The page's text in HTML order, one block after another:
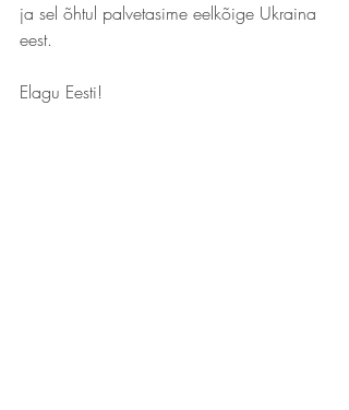
ja sel õhtul palvetasime eelkõige Ukraina
eest.
Elagu Eesti!